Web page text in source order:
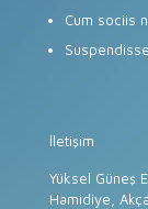
Cum sociis
İletişim
Yüksel Güneş
Hamidiye,